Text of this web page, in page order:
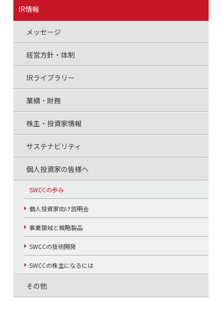
IR情報
メッセージ
経営方針・体制
IRライブラリー
業績・財務
株主・投資家情報
サステナビリティ
個人投資家の皆様へ
SWCCの歩み
個人投資家向け説明会
事業領域と戦略製品
SWCCの技術開発
SWCCの株主になるには
その他